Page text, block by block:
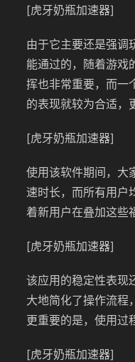
[虎牙奶瓶加速器]
由于它主要还是强调
能通过的，随着游戏
挥也非常重要，而一
的表现就较为合适，
[虎牙奶瓶加速器]
使用该软件期间，大
速时长，而所有用户
着新用户在叠加这些
[虎牙奶瓶加速器]
该应用的稳定性表现
大地简化了操作流程
更重要的是，使用过
[虎牙奶瓶加速器]